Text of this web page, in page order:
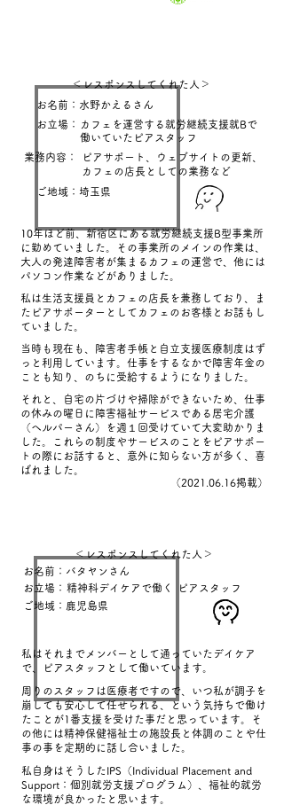
カフェを運営する就労継続支援就Bで
働いていたピアスタッフ
ピアサポート、ウェブサイトの更新、
カフェの店長としての業務など
＜レスポンスしてくれた人＞
お名前：水野かえるさん
お立場：
ご地域：埼玉県
業務内容：
10年ほど前、新宿区にある就労継続支援B型事業所
に勤めていました。その事業所のメインの作業は、
大人の発達障害者が集まるカフェの運営で、他には
パソコン作業などがありました。
私は生活支援員とカフェの店長を兼務しており、ま
たピアサポーターとしてカフェのお客様とお話もし
ていました。
当時も現在も、障害者手帳と自立支援医療制度はず
っと利用しています。仕事をするなかで障害年金の
ことも知り、のちに受給するようになりました。
それと、自宅の片づけや掃除ができないため、仕事
の休みの曜日に障害福祉サービスである居宅介護
（ヘルパーさん）を週１回受けていて大変助かりま
した。これらの制度やサービスのことをピアサポー
トの際にお話すると、意外に知らない方が多く、喜
ばれました。
​（2021.06.16掲載）
＜レスポンスしてくれた人＞
お名前：バタヤンさん
お立場：
ご地域：鹿児島県
精神科デイケアで働く ピアスタッフ
私はそれまでメンバーとして通っていたデイケア
で、ピアスタッフとして働いています。
周りのスタッフは医療者ですので、いつ私が調子を
崩しても安心して任せられる、という気持ちで働け
たことが1番支援を受けた事だと思っています。そ
の他には精神保健福祉士の施設長と体調のことや仕
事の事を定期的に話し合いました。
私自身はそうしたIPS（Individual Placement and
Support：個別就労支援プログラム）、福祉的就労
な環境が良かったと思います。